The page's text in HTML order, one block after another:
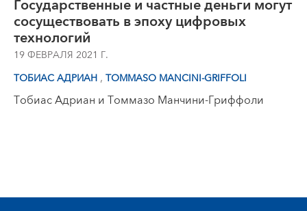
Государственные и частные деньги могут
сосуществовать в эпоху цифровых
технологий
19 ФЕВРАЛЯ 2021 Г.
ТОБИАС АДРИАН , TOMMASO MANCINI-GRIFFOLI
Тобиас Адриан и Томмазо Манчини-Гриффоли